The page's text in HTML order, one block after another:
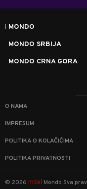
MONDO
MONDO SRBIJA
MONDO CRNA GORA
O NAMA
IMPRESUM
POLITIKA O KOLAČIĆIMA
POLITIKA PRIVATNOSTI
© 2026 m:tel Mondo Sva